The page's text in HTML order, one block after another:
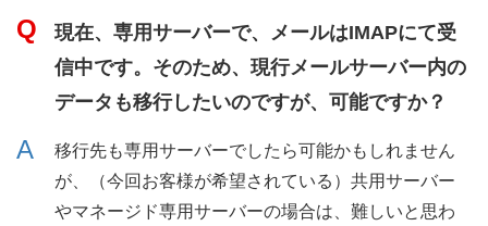
現在、専用サーバーで、メールはIMAPにて受
信中です。そのため、現行メールサーバー内の
データも移行したいのですが、可能ですか？
移行先も専用サーバーでしたら可能かもしれません
が、（今回お客様が希望されている）共用サーバー
やマネージド専用サーバーの場合は、難しいと思わ